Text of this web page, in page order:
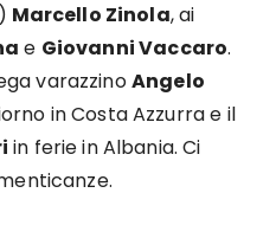
Marcello Zinola, ai
e Giovanni Vaccaro.
varazzinoAngelo
in Costa Azzurra e il
in ferie in Albania. Ci